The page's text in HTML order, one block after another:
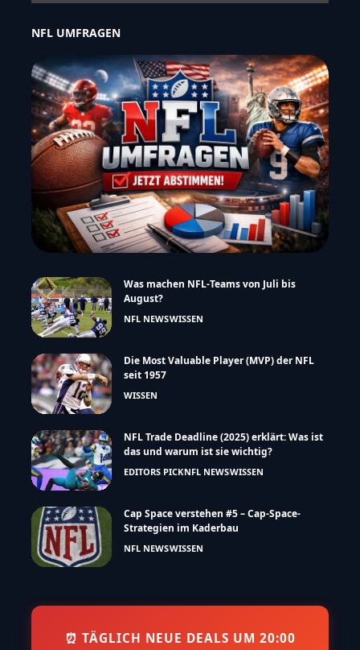
NFL UMFRAGEN
Was machen NFL-Teams von Juli bis
August?
NFL NEWSWISSEN
Die Most Valuable Player (MVP) der NFL
seit 1957
WISSEN
NFL Trade Deadline (2025) erklärt: Was ist
das und warum ist sie wichtig?
EDITORS PICKNFL NEWSWISSEN
Cap Space verstehen #5 – Cap-Space-
Strategien im Kaderbau
NFL NEWSWISSEN
⏰ TÄGLICH NEUE DEALS UM 20:00